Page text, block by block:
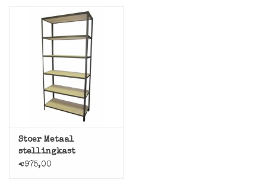
Stoer Metaal
stellingkast
€975,00